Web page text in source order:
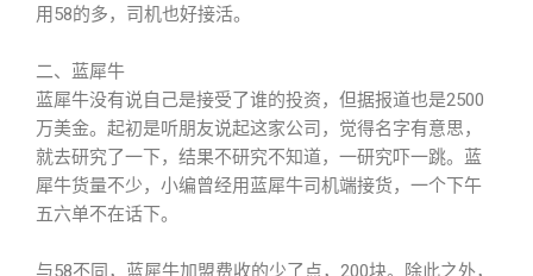
用58的多，司机也好接活。
二、蓝犀牛
蓝犀牛没有说自己是接受了谁的投资，但据报道也是2500
万美金。起初是听朋友说起这家公司，觉得名字有意思，
就去研究了一下，结果不研究不知道，一研究吓一跳。蓝
犀牛货量不少，小编曾经用蓝犀牛司机端接货，一个下午
五六单不在话下。
与58不同，蓝犀牛加盟费收的少了点，200块。除此之外，